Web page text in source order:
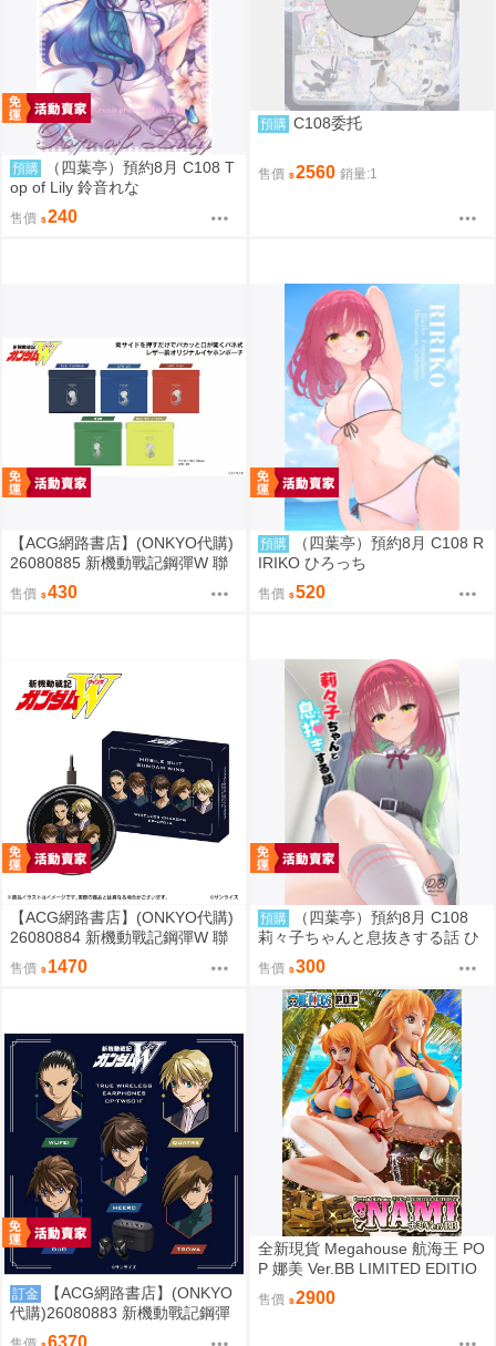
預購
（四葉亭）預約8月 C108 T
op of Lily 鈴音れな
售價 240
預購 C108委托
售價 2560 銷量:1
【ACG網路書店】(ONKYO代購)
26080885 新機動戰記鋼彈W 聯
名耳機 收納包
售價 430
預購
（四葉亭）預約8月 C108 R
IRIKO ひろっち
售價 520
【ACG網路書店】(ONKYO代購)
26080884 新機動戰記鋼彈W 聯
名耳機 專屬充電器
售價 1470
預購
（四葉亭）預約8月 C108
莉々子ちゃんと息抜きする話 ひ
ろっち
售價 300
訂金
【ACG網路書店】(ONKYO
代購)26080883 新機動戰記鋼彈
W 聯名耳機 CP-TWS01F
6370
全新現貨 Megahouse 航海王 PO
P 娜美 Ver.BB LIMITED EDITIO
N PVC
售價 2900